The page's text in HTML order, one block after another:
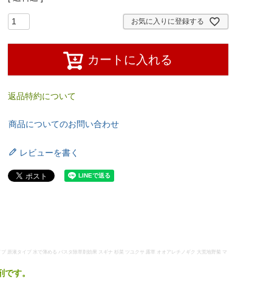
お気に入りに登録する
カートに入れる
返品特約について
商品についてのお問い合わせ
レビューを書く
原液タイプ 水で薄める バスタ除草剤効果 スギナ 杉菜 ツユクサ 露草 オオアレチノギク 大荒地野菊 マ
す。